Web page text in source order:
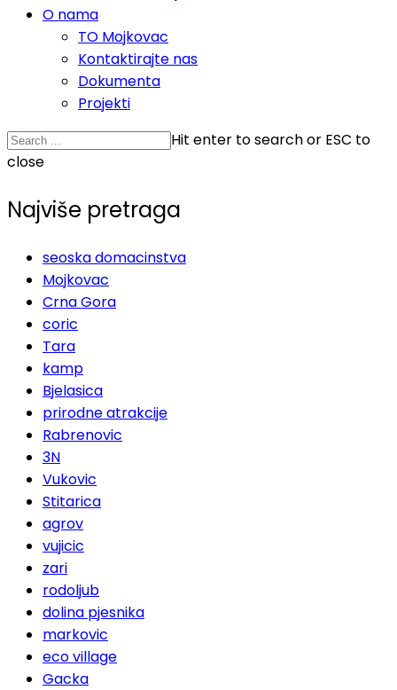
O nama
TO Mojkovac
Kontaktirajte nas
Dokumenta
Projekti
Hit enter to search or ESC to
close
Najviše pretraga
seoska domacinstva
Mojkovac
Crna Gora
coric
Tara
kamp
Bjelasica
prirodne atrakcije
Rabrenovic
3N
Vukovic
Stitarica
agrov
vujicic
zari
rodoljub
dolina pjesnika
markovic
eco village
Gacka